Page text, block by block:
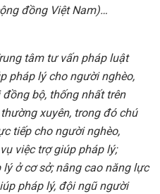
đồng Việt Nam)…
tâm tư vấn pháp luật
pháp lý cho người nghèo,
bộ, thống nhất trên
xuyên, trong đó chú
tiếp cho người nghèo,
việc trợ giúp pháp lý;
ở cơ sở; nâng cao năng lực
pháp lý, đội ngũ người